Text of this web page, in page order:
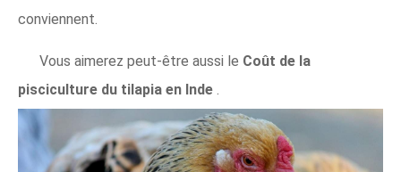
conviennent.
Vous aimerez peut-être aussi le Coût de la
pisciculture du tilapia en Inde